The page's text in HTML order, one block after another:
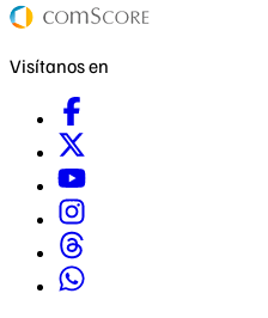
Visítanos en